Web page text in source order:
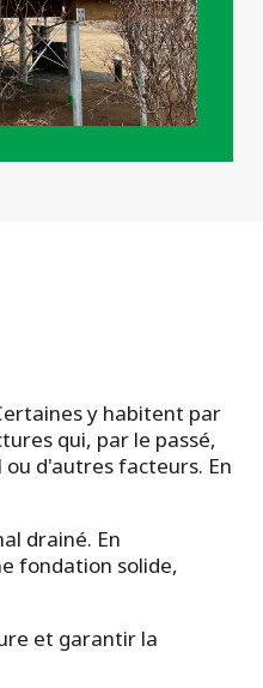
y habitent par
qui, par le passé,
d'autres facteurs. En
drainé. En
fondation solide,
et garantir la